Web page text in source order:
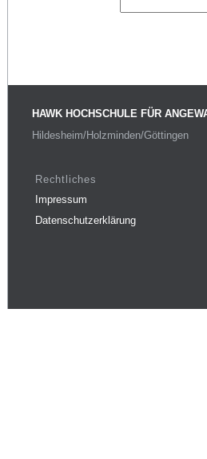
HAWK HOCHSCHULE FÜR
Hildesheim/Holzminden/Göttingen
Rechtliches
Impressum
Datenschutzerklärung